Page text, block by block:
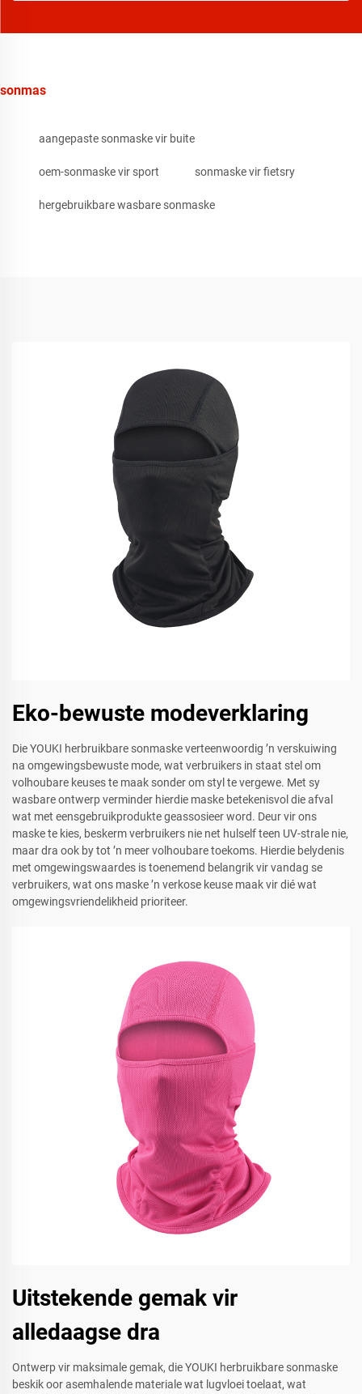
sonmas
aangepaste sonmaske vir buite
oem-sonmaske vir sport sonmaske vir fietsry
hergebruikbare wasbare sonmaske
Eko-bewuste modeverklaring
Die YOUKI herbruikbare sonmaske verteenwoordig ’n verskuiwing
na omgewingsbewuste mode, wat verbruikers in staat stel om
volhoubare keuses te maak sonder om styl te vergewe. Met sy
wasbare ontwerp verminder hierdie maske betekenisvol die afval
wat met eensgebruikprodukte geassosieer word. Deur vir ons
maske te kies, beskerm verbruikers nie net hulself teen UV-strale nie,
maar dra ook by tot ’n meer volhoubare toekoms. Hierdie belydenis
met omgewingswaardes is toenemend belangrik vir vandag se
verbruikers, wat ons maske ’n verkose keuse maak vir dié wat
omgewingsvriendelikheid prioriteer.
Uitstekende gemak vir
alledaagse dra
Ontwerp vir maksimale gemak, die YOUKI herbruikbare sonmaske
beskik oor asemhalende materiale wat lugvloei toelaat, wat